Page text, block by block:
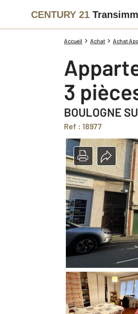
CENTURY 21
Accueil Achat Achat
3
BOULOGNE
Ref : 18977